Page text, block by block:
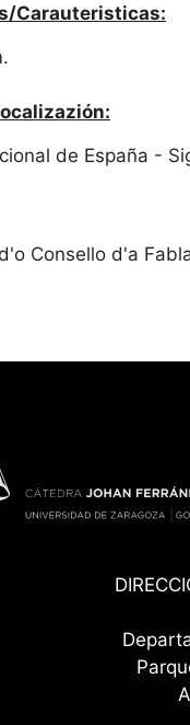
Carauteristicas:
de España -
Consello d'a